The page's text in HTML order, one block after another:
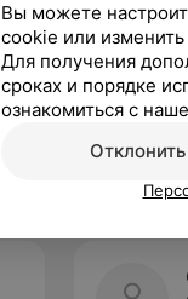
Вы можете
cookie или
Для получения
сроках и порядке
ознакомиться с
Отклонить